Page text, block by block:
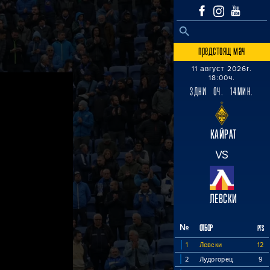
Search
SEARCH BUTTON
предстоящ мач
11 август 2026г.
18:00ч.
3ДНИ 0Ч. 14МИН.
КАЙРАТ
VS
ЛЕВСКИ
№ ОТБОР PTS
1 Левски
12
2
Лудогорец
9